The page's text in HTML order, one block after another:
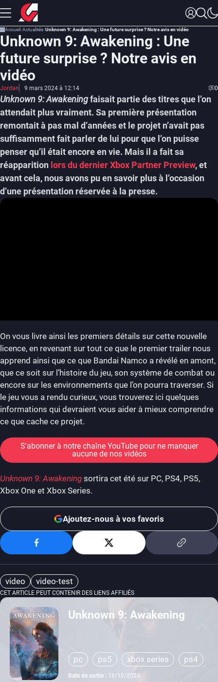
Accueil Actualités Unknown 9: Awakening : Une future surprise ? Notre avis en vidéo
Unknown 9: Awakening : Une
future surprise ? Notre avis en
vidéo
Jordan 9 mars 2024 à 12:14 0
Unknown 9: Awakeningfaisait partie des titres que l’on
attendait plus vraiment. Sa première présentation
remontait à pas mal d’années et le projet n’avait pas
suffisamment fait parler de lui pour que l’on puisse
penser qu’il était encore en vie. Mais il a fait sa
réapparition lors du dernier Xbox Partner Preview, et
avant cela, nous avons pu en savoir plus à l’occasion
d’une présentation réservée à la presse.
On vous livre ainsi les premiers détails sur cette nouvelle
licence, en revenant sur tout ce que le premier trailer nous
apprend ainsi que ce que Bandai Namco a révélé en amont,
que ce soit sur l’histoire du jeu, son système de combat ou
encore sur les environnements que l’on pourra traverser. Si
le jeu vous a rendu curieux, vous trouverez ici quelques
informations qui devraient vous aider à mieux comprendre
ce que cache ce projet.
S'abonner à notre chaîne YouTube pour ne manquer
aucune de nos vidéos
Unknown 9: Awakening sortira cet été sur PC, PS4, PS5,
Xbox One et Xbox Series.
Ajoutez-nous à vos favoris
video video-test
CET ARTICLE PEUT CONTENIR DES LIENS AFFILIÉS
Unknown 9: Awakening
pc ps5 xbox series
ps4
xbox one
Date de sortie : 18/10/2024